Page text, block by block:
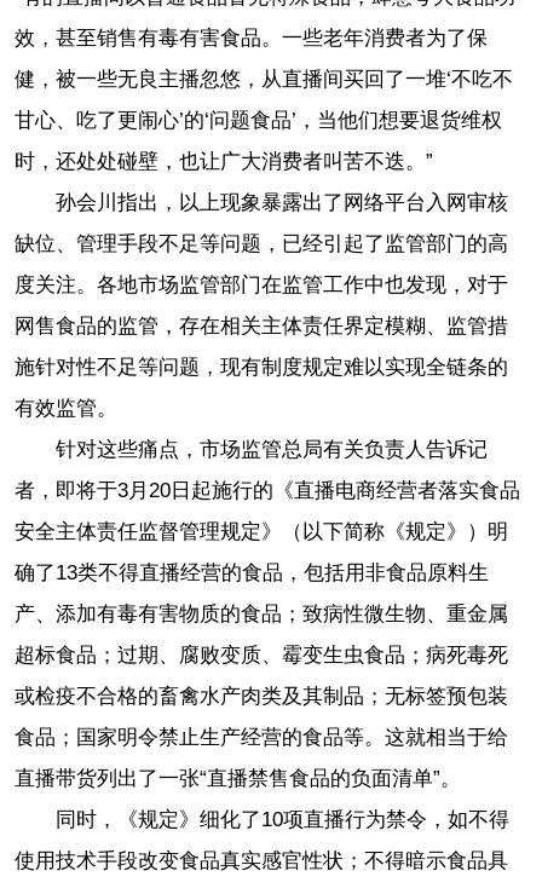
效，甚至销售有毒有害食品。一些老年消费者为了保
健，被一些无良主播忽悠，从直播间买回了一堆‘不吃不
甘心、吃了更闹心’的‘问题食品’，当他们想要退货维权
时，还处处碰壁，也让广大消费者叫苦不迭。”
孙会川指出，以上现象暴露出了网络平台入网审核
缺位、管理手段不足等问题，已经引起了监管部门的高
度关注。各地市场监管部门在监管工作中也发现，对于
网售食品的监管，存在相关主体责任界定模糊、监管措
施针对性不足等问题，现有制度规定难以实现全链条的
有效监管。
针对这些痛点，市场监管总局有关负责人告诉记
者，即将于3月20日起施行的《直播电商经营者落实食品
安全主体责任监督管理规定》（以下简称《规定》）明
确了13类不得直播经营的食品，包括用非食品原料生
产、添加有毒有害物质的食品；致病性微生物、重金属
超标食品；过期、腐败变质、霉变生虫食品；病死毒死
或检疫不合格的畜禽水产肉类及其制品；无标签预包装
食品；国家明令禁止生产经营的食品等。这就相当于给
直播带货列出了一张“直播禁售食品的负面清单”。
同时，《规定》细化了10项直播行为禁令，如不得
使用技术手段改变食品真实感官性状；不得暗示食品具